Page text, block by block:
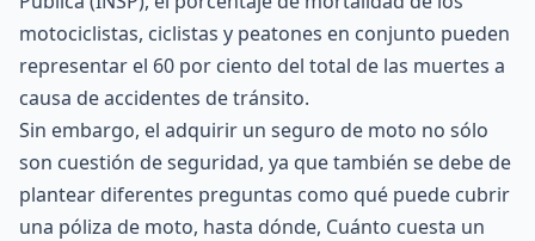
motociclistas, ciclistas y peatones en conjunto pueden
representar el 60 por ciento del total de las muertes a
causa de accidentes de tránsito.
Sin embargo, el adquirir un seguro de moto no sólo
son cuestión de seguridad, ya que también se debe de
plantear diferentes preguntas como qué puede cubrir
una póliza de moto, hasta dónde, Cuánto cuesta un